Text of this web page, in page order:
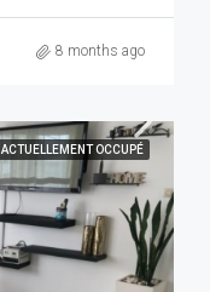
8 months ago
ACTUELLEMENT OCCUPÉ